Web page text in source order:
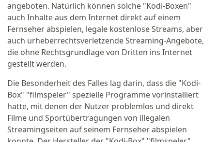
angeboten. Natürlich können solche "Kodi-Boxen"
auch Inhalte aus dem Internet direkt auf einem
Fernseher abspielen, legale kostenlose Streams, aber
auch urheberrechtsverletzende Streaming-Angebote,
die ohne Rechtsgrundlage von Dritten ins Internet
gestellt werden.
Die Besonderheit des Falles lag darin, dass die "Kodi-
Box" "filmspeler" spezielle Programme vorinstalliert
hatte, mit denen der Nutzer problemlos und direkt
Filme und Sportübertragungen von illegalen
Streamingseiten auf seinem Fernseher abspielen